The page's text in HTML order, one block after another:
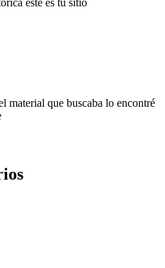
material que buscaba lo encontré